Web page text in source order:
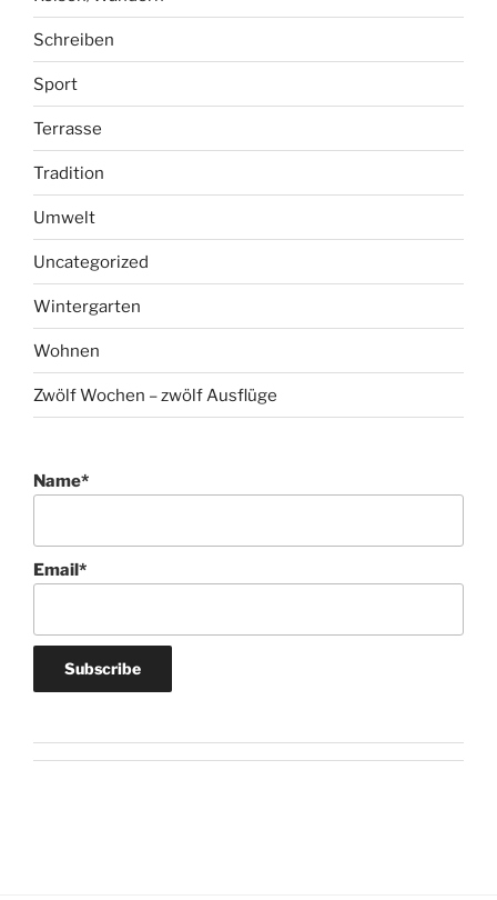
Schreiben
Sport
Terrasse
Tradition
Umwelt
Uncategorized
Wintergarten
Wohnen
Zwölf Wochen – zwölf Ausflüge
Name*
Email*